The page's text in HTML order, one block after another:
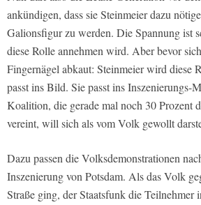
ankündigen, dass sie Steinmeier dazu
Galionsfigur zu werden. Die Spannung ist
diese Rolle annehmen wird. Aber bevor
Fingernägel abkaut: Steinmeier wird diese
passt ins Bild. Sie passt ins Inszenierungs-
Koalition, die gerade mal noch 30 Prozent
vereint, will sich als vom Volk gewollt
Dazu passen die Volksdemonstrationen
Inszenierung von Potsdam. Als das Volk
Straße ging, der Staatsfunk die Teilnehmer